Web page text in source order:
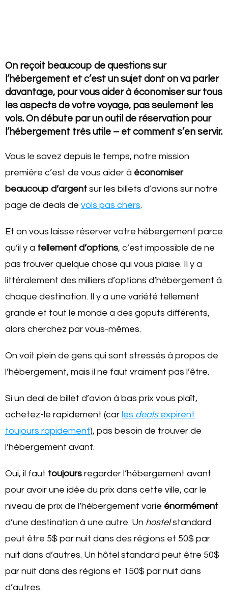
On reçoit beaucoup de questions sur
l’hébergement et c’est un sujet dont on va parler
davantage, pour vous aider à économiser sur tous
les aspects de votre voyage, pas seulement les
vols. On débute par un outil de réservation pour
l’hébergement très utile – et comment s’en servir.
Vous le savez depuis le temps, notre mission
première c’est de vous aider à économiser
beaucoup d’argent sur les billets d’avions sur notre
page de deals de vols pas chers.
Et on vous laisse réserver votre hébergement parce
qu’il y a tellement d’options, c’est impossible de ne
pas trouver quelque chose qui vous plaise. Il y a
littéralement des milliers d’options d’hébergement à
chaque destination. Il y a une variété tellement
grande et tout le monde a des goputs différents,
alors cherchez par vous-mêmes.
On voit plein de gens qui sont stressés à propos de
l’hébergement, mais il ne faut vraiment pas l’être.
Si un deal de billet d’avion à bas prix vous plaît,
achetez-le rapidement (car les dealsexpirent
toujours rapidement), pas besoin de trouver de
l’hébergement avant.
Oui, il faut toujours regarder l’hébergement avant
pour avoir une idée du prix dans cette ville, car le
niveau de prix de l’hébergement varie énormément
d’une destination à une autre. Un hostelstandard
peut être 5$ par nuit dans des régions et 50$ par
nuit dans d’autres. Un hôtel standard peut être 50$
par nuit dans des régions et 150$ par nuit dans
d’autres.